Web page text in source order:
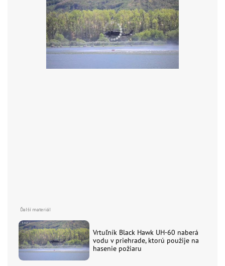
Vrtuľník Black Hawk UH-60 naberá
vodu v priehrade, ktorú použije na
hasenie požiaru